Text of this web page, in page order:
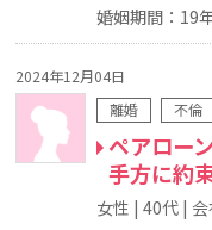
婚姻期間：19
2024年12月04日
離婚
不倫
ペアロー
手方に約
女性 40代